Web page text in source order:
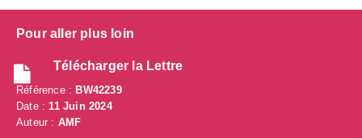
Pour aller plus loin
Télécharger la Lettre
Référence : BW42239
Date : 11 Juin 2024
Auteur : AMF